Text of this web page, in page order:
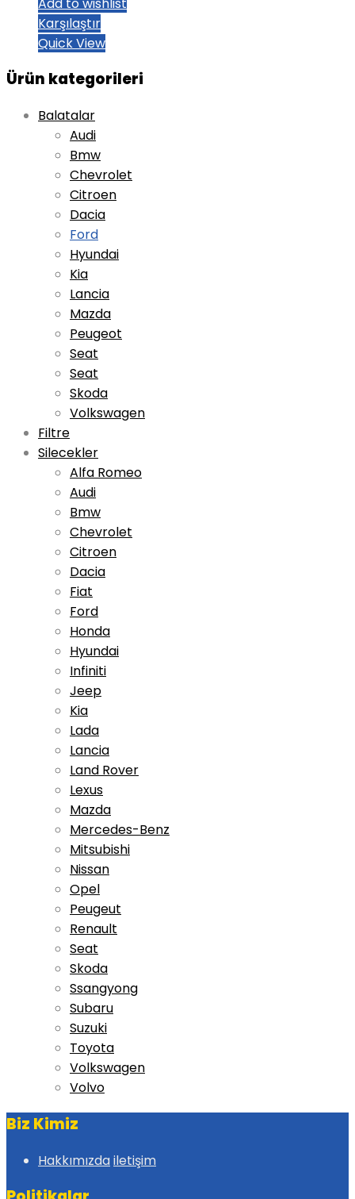
Karşılaştır
Quick View
Ürün kategorileri
Balatalar
Audi
Bmw
Chevrolet
Citroen
Dacia
Ford
Hyundai
Kia
Lancia
Mazda
Peugeot
Seat
Seat
Skoda
Volkswagen
Filtre
Silecekler
Alfa Romeo
Audi
Bmw
Chevrolet
Citroen
Dacia
Fiat
Ford
Honda
Hyundai
Infiniti
Jeep
Kia
Lada
Lancia
Land Rover
Lexus
Mazda
Mercedes-Benz
Mitsubishi
Nissan
Opel
Peugeut
Renault
Seat
Skoda
Ssangyong
Subaru
Suzuki
Toyota
Volkswagen
Volvo
Biz Kimiz
Hakkımızdailetişim